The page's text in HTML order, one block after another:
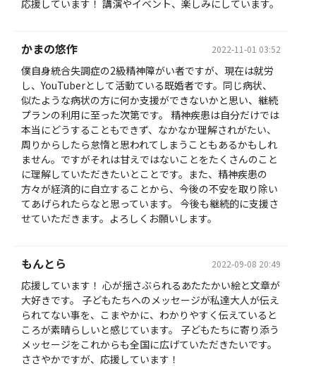
応援しています！ 講演やイベント、楽しみにしています。
かまの悠作 2022-11-01 03:52
僕自身統合失調症の2級精神障がい者ですが、現在は就労
し、YouTuberとして活動ている既婚者です。同じ病状、
似たような病状の方に何か支援ができないかと思い、継続
プランの利用に至った次第です。 精神疾患は自分だけでは
本当にどうすることもできず、なかなか理解されがたい、
周りからしたら怠惰と思われてしまうこともあるかもしれ
ません。ですがそれは甘えではないことをたくさんのこと
に理解していただきたいとことです。また、精神疾患の
方々が経済的に自立することから、今後の不安を取り除い
てあげられたらなと思っています。 今後も継続的に支援さ
せていただきます。よろしくお願いします。
もんとら 2022-09-08 20:49
応援しています！ 心が揺さぶられるあたたかい絵と文章が
大好きです。 子どもたちへのメッセージが私達大人が伝え
られてない事を、こまやかに、わかりやすく伝えていると
ころが素晴らしいと感じています。 子どもたちに寄り添う
メッセージをこれからも全国に広げていただきたいです。
ささやかですが、応援しています！